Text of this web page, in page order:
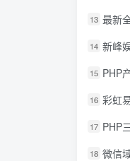
13 最新全套
14 新峰娱乐
15 PHP产品商
16 彩虹易支付
17 PHP三
18 微信域名防